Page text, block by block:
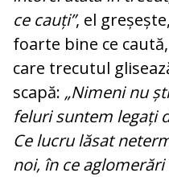
ce cauți”, el
foarte bine ce
care trecutul
scapă: „Nimeni nu
feluri suntem legați
Ce lucru lăsat
noi, în ce